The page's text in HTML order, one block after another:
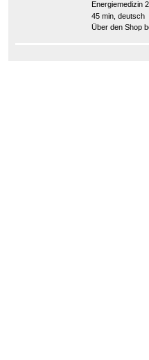
Energiemedizin
45 min, deutsch
Über den Shop